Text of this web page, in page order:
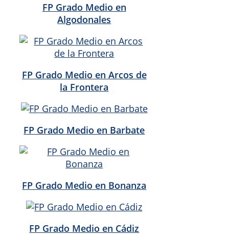
FP Grado Medio en
Algodonales
FP Grado Medio en Arcos de
la Frontera
FP Grado Medio en Barbate
FP Grado Medio en Bonanza
FP Grado Medio en Cádiz